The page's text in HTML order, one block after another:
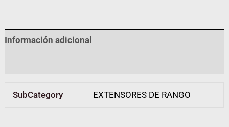
Información adicional
SubCategory EXTENSORES DE RANGO